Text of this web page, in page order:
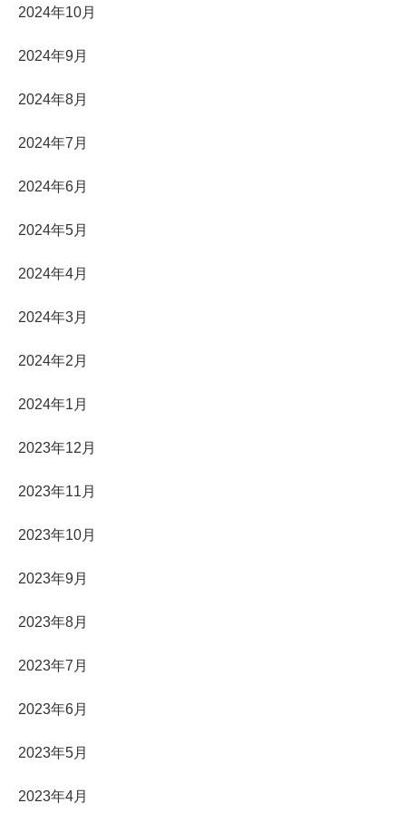
2024年10月
2024年9月
2024年8月
2024年7月
2024年6月
2024年5月
2024年4月
2024年3月
2024年2月
2024年1月
2023年12月
2023年11月
2023年10月
2023年9月
2023年8月
2023年7月
2023年6月
2023年5月
2023年4月